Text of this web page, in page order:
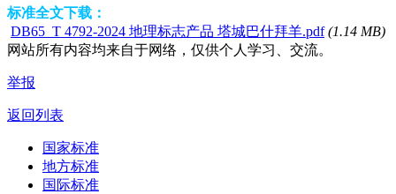
标准全文下载：
DB65_T 4792-2024 地理标志产品 塔城巴什拜羊.pdf (1.14 MB)
网站所有内容均来自于网络，仅供个人学习、交流。
举报
返回列表
国家标准
地方标准
国际标准